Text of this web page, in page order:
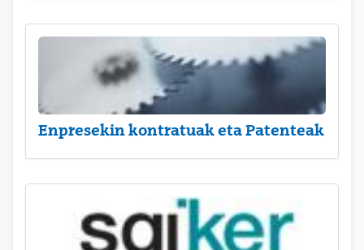
Enpresekin kontratuak eta Patenteak